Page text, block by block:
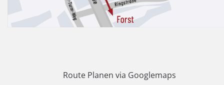
Route Planen via Googlemaps